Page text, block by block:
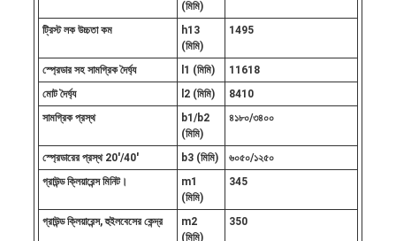
(মিমি)
ট্রিস্ট লক উচ্চতা কম
h13
(মিমি)
1495
স্প্রেডার সহ সামগ্রিক দৈর্ঘ্য l1 (মিমি)
11618
মোট দৈর্ঘ্য
l2 (মিমি)
8410
সামগ্রিক প্রস্থ
b1/b2
(মিমি)
৪১৮০/৩৪০০
স্প্রেডারের প্রস্থ 20'/40' b3 (মিমি)
৬০৫০/১২৫০
গ্রাউন্ড ক্লিয়ারেন্স মিনিট।
m1
(মিমি)
345
গ্রাউন্ড ক্লিয়ারেন্স, হুইলবেসের কেন্দ্র
m2
(মিমি)
350